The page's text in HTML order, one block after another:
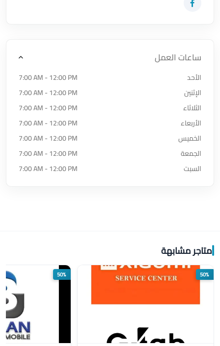
زيارة حساب المتجر على Facebook-f
ساعات العمل
الأحد
7:00 AM - 12:00 PM
الإثنين
7:00 AM - 12:00 PM
الثلاثاء
7:00 AM - 12:00 PM
الأربعاء
7:00 AM - 12:00 PM
الخميس
7:00 AM - 12:00 PM
الجمعة
7:00 AM - 12:00 PM
السبت
7:00 AM - 12:00 PM
متاجر مشابهة
50%
50%